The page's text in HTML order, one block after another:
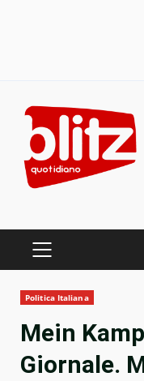
content
PRIMARY
Politica Italiana
Mein
Giornale.